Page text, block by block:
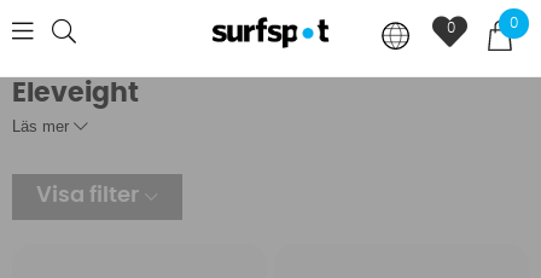
0
0
Eleveight
Läs mer
Visa filter